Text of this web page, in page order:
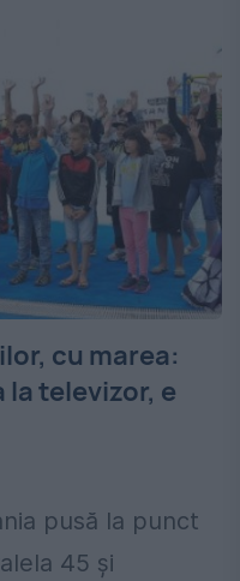
cu marea:
la televizor, e
pusă la punct
45 și